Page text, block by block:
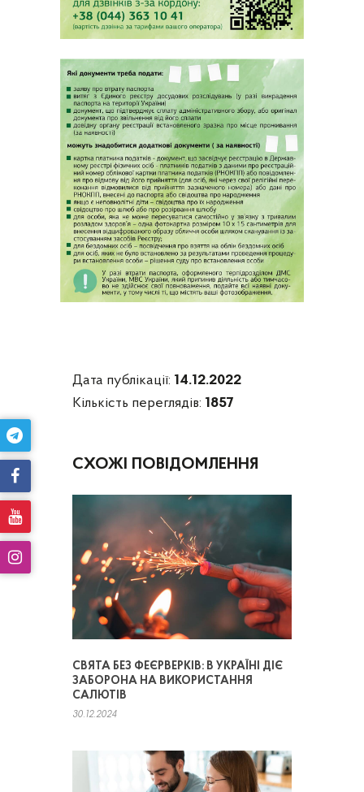
Дата публікації: 14.12.2022
Кількість переглядів: 1857
СХОЖІ ПОВІДОМЛЕННЯ
СВЯТА БЕЗ ФЕЄРВЕРКІВ: В УКРАЇНІ ДІЄ
ЗАБОРОНА НА ВИКОРИСТАННЯ
САЛЮТІВ
30.12.2024